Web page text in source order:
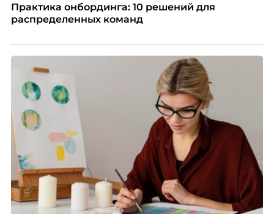
Практика онбординга: 10 решений для
распределенных команд